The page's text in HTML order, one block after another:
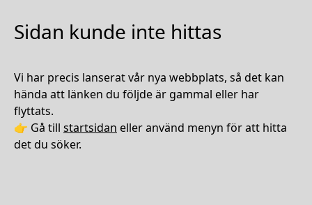
Sidan kunde inte hittas
Vi har precis lanserat vår nya webbplats, så det kan
hända att länken du följde är gammal eller har
flyttats.
👉 Gå till startsidan eller använd menyn för att hitta
det du söker.